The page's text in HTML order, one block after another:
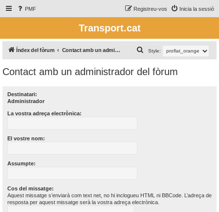
PMF Inicia la sessió
Registreu-vos
Transport.cat
Índex del fòrum Contact amb un administrador del fòrum Style:
e
r
Contact amb un administrador del fòrum
Destinatari:
Administrador
La vostra adreça electrònica:
El vostre nom:
Assumpte:
Cos del missatge:
Aquest missatge s’enviarà com text net, no hi inclogueu HTML ni BBCode. L’adreça de
resposta per aquest missatge serà la vostra adreça electrònica.